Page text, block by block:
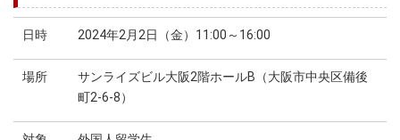
日時 2024年2月2日（金）11:00～16:00
場所
サンライズビル大阪2階ホールB（大阪市中央区備後
町2-6-8）